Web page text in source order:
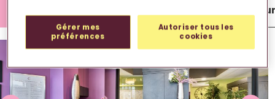
Extérieur
Gérer mes
préférences
Autoriser tous les
cookies